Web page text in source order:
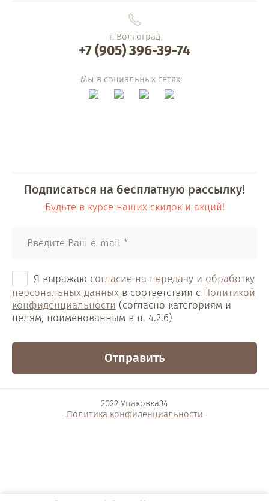
г. Волгоград
+7 (905) 396-39-74
Мы в социальных сетях:
Подписаться на бесплатную рассылку!
Будьте в курсе наших скидок и акций!
Я выражаю согласие на передачу и обработку
персональных данных в соответствии с Политикой
конфиденциальности (согласно категориям и
целям, поименованным в п. 4.2.6)
Отправить
2022 Упаковка34
Политика конфиденциальности